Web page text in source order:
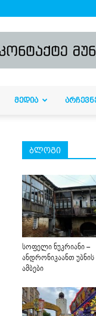
ᲛᲔᲓᲘᲐ
ბლოგი
სოფელი ნუკრიანი –
ანდრონიკაანთ უბნის
ამბები